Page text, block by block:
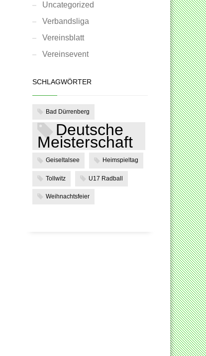
Uncategorized
Verbandsliga
Vereinsblatt
Vereinsevent
SCHLAGWÖRTER
Bad Dürrenberg
Deutsche
Meisterschaft
Geiseltalsee Heimspieltag
Tollwitz U17 Radball
Weihnachtsfeier